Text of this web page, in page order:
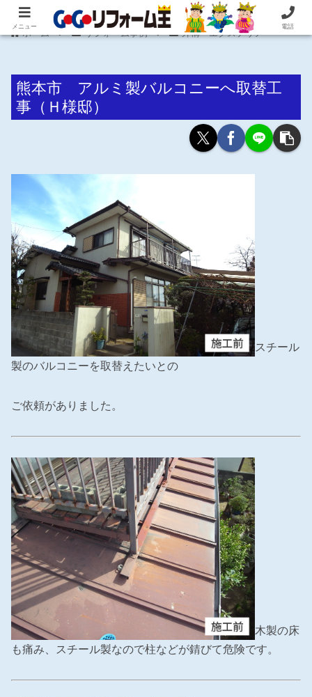
住まいの困ったを即解決！住宅リフォーム専門 株式会社 笠井産業
ホーム リフォーム事例 外構・エクステリア
熊本市 アルミ製バルコニーへ取替工
事（Ｈ様邸）
スチール
製のバルコニーを取替えたいとの
ご依頼がありました。
木製の床
も痛み、スチール製なので柱などが錆びて危険です。
メニュー 電話